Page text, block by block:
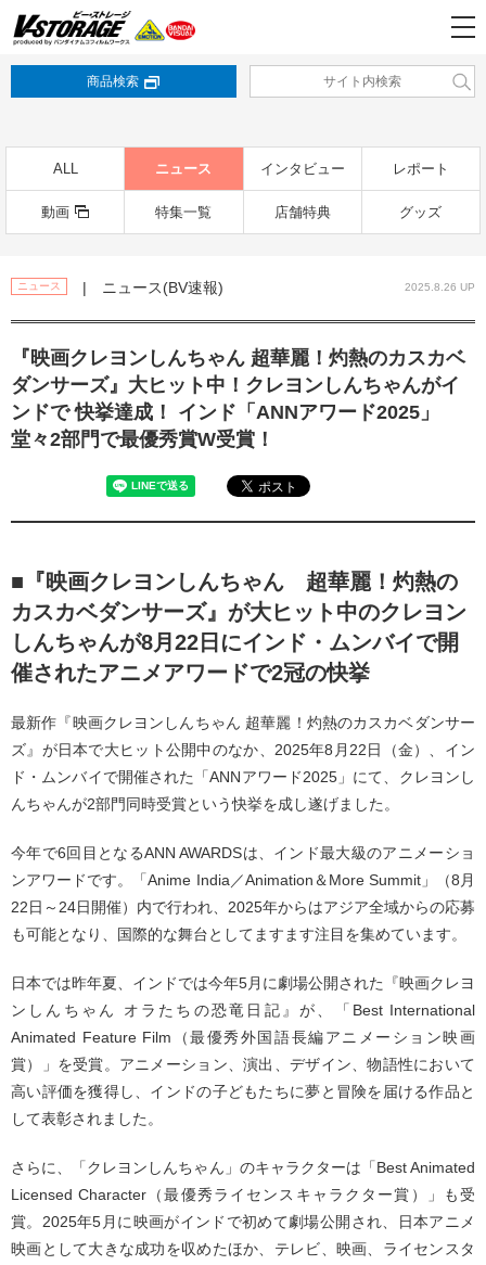
商品検索
ALL ニュース インタビュー レポート
動画 特集一覧 店舗特典 グッズ
ニュース | ニュース(BV速報) 2025.8.26 UP
『映画クレヨンしんちゃん 超華麗！灼熱のカスカベ
ダンサーズ』大ヒット中！クレヨンしんちゃんがイ
ンドで 快挙達成！ インド「ANNアワード2025」
堂々2部門で最優秀賞W受賞！
■『映画クレヨンしんちゃん 超華麗！灼熱の
カスカベダンサーズ』が大ヒット中のクレヨン
しんちゃんが8月22日にインド・ムンバイで開
催されたアニメアワードで2冠の快挙
最新作『映画クレヨンしんちゃん 超華麗！灼熱のカスカベダンサー
ズ』が日本で大ヒット公開中のなか、2025年8月22日（金）、イン
ド・ムンバイで開催された「ANNアワード2025」にて、クレヨンし
んちゃんが2部門同時受賞という快挙を成し遂げました。
今年で6回目となるANN AWARDSは、インド最大級のアニメーショ
ンアワードです。「Anime India／Animation＆More Summit」（8月
22日～24日開催）内で行われ、2025年からはアジア全域からの応募
も可能となり、国際的な舞台としてますます注目を集めています。
日本では昨年夏、インドでは今年5月に劇場公開された『映画クレヨ
ンしんちゃん オラたちの恐竜日記』が、「Best International
Animated Feature Film（最優秀外国語長編アニメーション映画
賞）」を受賞。アニメーション、演出、デザイン、物語性において
高い評価を獲得し、インドの子どもたちに夢と冒険を届ける作品と
して表彰されました。
さらに、「クレヨンしんちゃん」のキャラクターは「Best Animated
Licensed Character（最優秀ライセンスキャラクター賞）」も受
賞。2025年5月に映画がインドで初めて劇場公開され、日本アニメ
映画として大きな成功を収めたほか、テレビ、映画、ライセンスタ